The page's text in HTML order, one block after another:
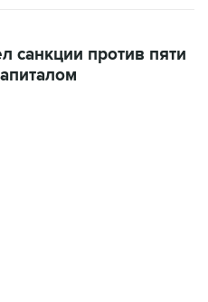
санкции против пяти